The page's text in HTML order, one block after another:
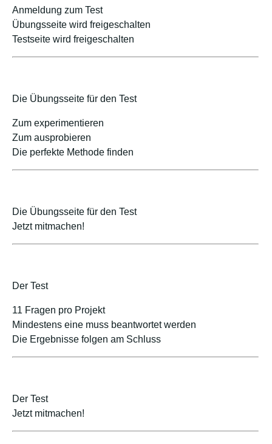
Anmeldung zum Test
Übungsseite wird freigeschalten
Testseite wird freigeschalten
Die Übungsseite für den Test
Zum experimentieren
Zum ausprobieren
Die perfekte Methode finden
Die Übungsseite für den Test
Jetzt mitmachen!
Der Test
11 Fragen pro Projekt
Mindestens eine muss beantwortet werden
Die Ergebnisse folgen am Schluss
Der Test
Jetzt mitmachen!